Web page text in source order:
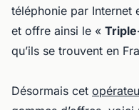
téléphonie par Internet
et offre ainsi le «
qu’ils se trouvent en
Désormais cet